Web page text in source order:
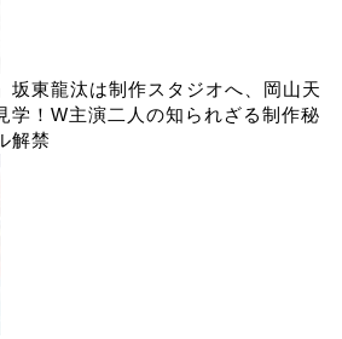
坂東龍汰は制作スタジオへ、岡山天
学！W主演二人の知られざる制作秘
解禁